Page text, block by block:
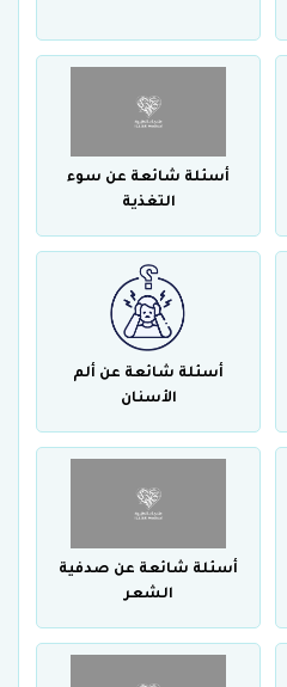
أسئلة شائعة عن سوء
التغذية
أسئلة شائعة عن ألم
الأسنان
أسئلة شائعة عن صدفية
الشعر